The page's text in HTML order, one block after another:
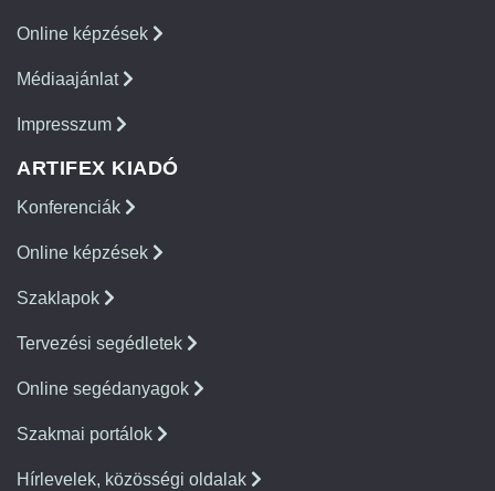
Online képzések
Médiaajánlat
Impresszum
ARTIFEX KIADÓ
Konferenciák
Online képzések
Szaklapok
Tervezési segédletek
Online segédanyagok
Szakmai portálok
Hírlevelek, közösségi oldalak